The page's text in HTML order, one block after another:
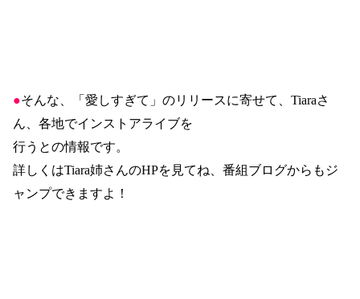
●そんな、「愛しすぎて」のリリースに寄せて、 Tiaraさ
ん、各地でインストアライブを
行うとの情報です。
詳しくはTiara姉さんのHPを見てね、番組ブログからもジ
ャンプできますよ！